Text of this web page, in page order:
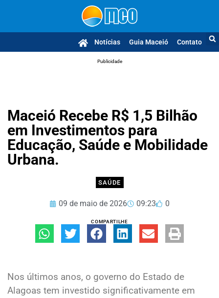
Notícias Guia Maceió Contato
Publicidade
Maceió Recebe R$ 1,5 Bilhão
em Investimentos para
Educação, Saúde e Mobilidade
Urbana.
SAÚDE
09 de maio de 2026 09:23 0
COMPARTILHE
Nos últimos anos, o governo do Estado de
Alagoas tem investido significativamente em